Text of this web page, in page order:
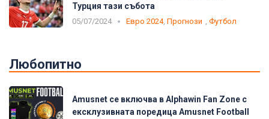
Турция тази събота
05/07/2024 Евро 2024, Прогнози Футбол
Любопитно
Amusnet се включва в Alphawin Fan Zone с
ексклузивната поредица Amusnet Football